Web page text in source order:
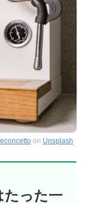
on Unsplash
たった一